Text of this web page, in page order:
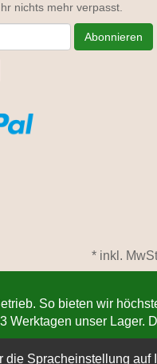
Spracheinstellung auf
nichts mehr verpasst.
Abonnieren
* inkl.
So bieten wir
Werktagen unser Lager.